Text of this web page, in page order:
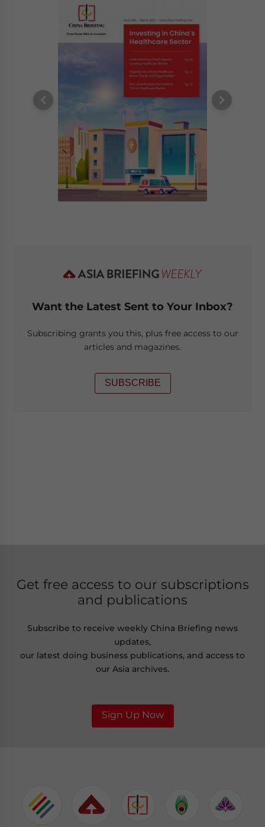
Want the Latest Sent to Your Inbox?
Subscribing grants you this, plus free access to our
articles and magazines.
SUBSCRIBE
Get free access to our subscriptions
and publications
Subscribe to receive weekly China Briefing news
updates,
our latest doing business publications, and access to
our Asia archives.
Sign Up Now